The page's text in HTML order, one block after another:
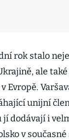
rok stalo
ale
Evropě.
unijní
dodávají i
v